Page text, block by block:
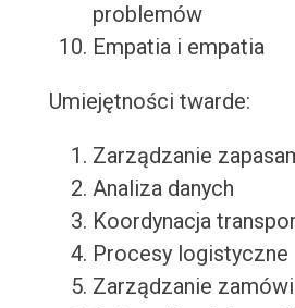
problemów
Empatia i empatia
Umiejętności twarde:
Zarządzanie
Analiza danych
Koordynacja
Procesy logistyczne
Zarządzanie